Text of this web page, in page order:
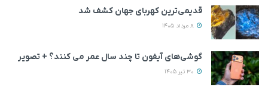
قدیمی‌ترین کهربای جهان کشف شد
گوشی‌های آیفون تا چند سال عمر می‌ کنند؟ + تصویر